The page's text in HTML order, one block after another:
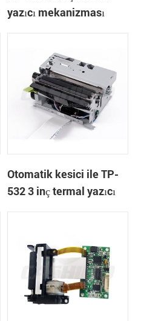
yazıcı mekanizması
Otomatik kesici ile TP-
532 3 inç termal yazıcı